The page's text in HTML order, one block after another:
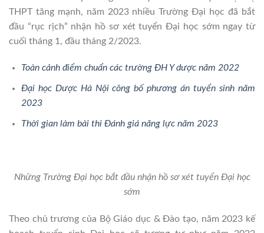
THPT tăng mạnh, năm 2023 nhiều Trường Đại học đã bắt
đầu “rục rịch” nhận hồ sơ xét tuyển Đại học sớm ngay từ
cuối tháng 1, đầu tháng 2/2023.
Toàn cảnh điểm chuẩn các trường ĐH Y dược năm 2022
Đại học Dược Hà Nội công bố phương án tuyển sinh năm
2023
Thời gian làm bài thi Đánh giá năng lực năm 2023
Những Trường Đại học bắt đầu nhận hồ sơ xét tuyển Đại học
sớm
Theo chủ trương của Bộ Giáo dục & Đào tạo, năm 2023 kế